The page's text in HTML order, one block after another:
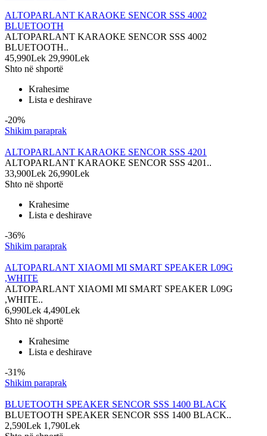
ALTOPARLANT KARAOKE SENCOR SSS 4002
BLUETOOTH
ALTOPARLANT KARAOKE SENCOR SSS 4002
BLUETOOTH..
45,990Lek 29,990Lek
Shto në shportë
Krahesime
Lista e deshirave
-20%
Shikim paraprak
ALTOPARLANT KARAOKE SENCOR SSS 4201
ALTOPARLANT KARAOKE SENCOR SSS 4201..
33,900Lek 26,990Lek
Shto në shportë
Krahesime
Lista e deshirave
-36%
Shikim paraprak
ALTOPARLANT XIAOMI MI SMART SPEAKER L09G
,WHITE
ALTOPARLANT XIAOMI MI SMART SPEAKER L09G
,WHITE..
6,990Lek 4,490Lek
Shto në shportë
Krahesime
Lista e deshirave
-31%
Shikim paraprak
BLUETOOTH SPEAKER SENCOR SSS 1400 BLACK
BLUETOOTH SPEAKER SENCOR SSS 1400 BLACK..
2,590Lek 1,790Lek